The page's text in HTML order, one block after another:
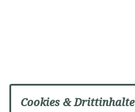
Cookies & Drittinhalte